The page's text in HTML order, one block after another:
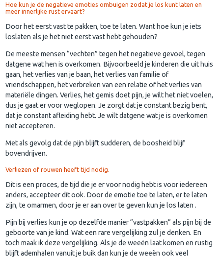
Hoe kun je de negatieve emoties ombuigen zodat je los kunt laten en
meer innerlijke rust ervaart?
Door het eerst vast te pakken, toe te laten. Want hoe kun je iets
loslaten als je het niet eerst vast hebt gehouden?
De meeste mensen “vechten” tegen het negatieve gevoel, tegen
datgene wat hen is overkomen. Bijvoorbeeld je kinderen die uit huis
gaan, het verlies van je baan, het verlies van familie of
vriendschappen, het verbreken van een relatie of het verlies van
materiële dingen. Verlies, het gemis doet pijn, je wilt het niet voelen,
dus je gaat er voor weglopen. Je zorgt dat je constant bezig bent,
dat je constant afleiding hebt. Je wilt datgene wat je is overkomen
niet accepteren.
Met als gevolg dat de pijn blijft sudderen, de boosheid blijf
bovendrijven.
Verliezen of rouwen heeft tijd nodig.
Dit is een proces, de tijd die je er voor nodig hebt is voor iedereen
anders, accepteer dit ook. Door de emotie toe te laten, er te laten
zijn, te omarmen, door je er aan over te geven kun je los laten .
Pijn bij verlies kun je op dezelfde manier “vastpakken” als pijn bij de
geboorte van je kind. Wat een rare vergelijking zul je denken. En
toch maak ik deze vergelijking. Als je de weeën laat komen en rustig
blijft ademhalen vanuit je buik dan kun je de weeën ook veel